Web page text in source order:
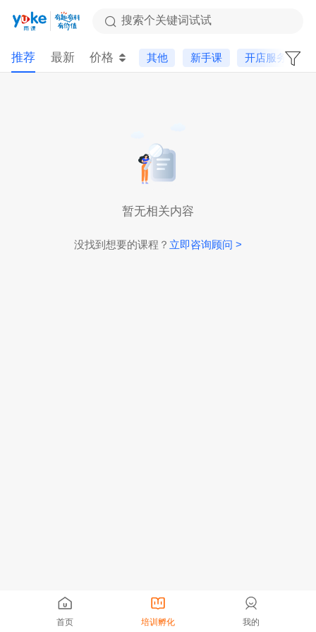
搜索个关键词试试
推荐 最新 价格 其他 新手课 开店服务
暂无相关内容
没找到想要的课程？ 立即咨询顾问 >
首页 培训孵化 我的